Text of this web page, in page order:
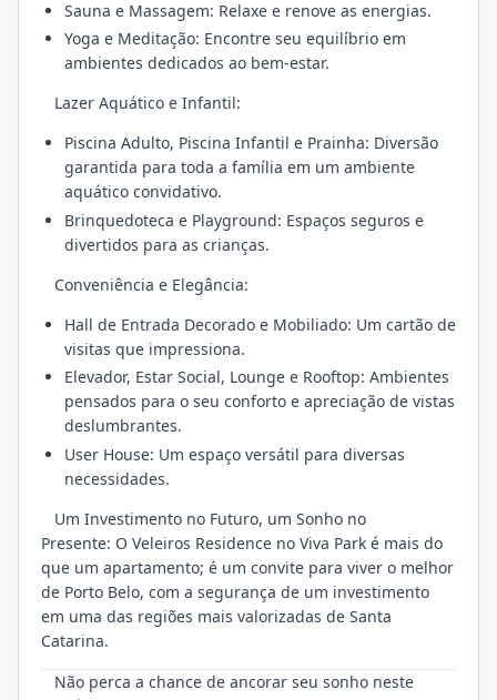
Sauna e Massagem: Relaxe e renove as energias.
Yoga e Meditação: Encontre seu equilíbrio em
ambientes dedicados ao bem-estar.
Lazer Aquático e Infantil:
Piscina Adulto, Piscina Infantil e Prainha: Diversão
garantida para toda a família em um ambiente
aquático convidativo.
Brinquedoteca e Playground: Espaços seguros e
divertidos para as crianças.
Conveniência e Elegância:
Hall de Entrada Decorado e Mobiliado: Um cartão de
visitas que impressiona.
Elevador, Estar Social, Lounge e Rooftop: Ambientes
pensados para o seu conforto e apreciação de vistas
deslumbrantes.
User House: Um espaço versátil para diversas
necessidades.
Um Investimento no Futuro, um Sonho no
Presente: O Veleiros Residence no Viva Park é mais do
que um apartamento; é um convite para viver o melhor
de Porto Belo, com a segurança de um investimento
em uma das regiões mais valorizadas de Santa
Catarina.
Não perca a chance de ancorar seu sonho neste